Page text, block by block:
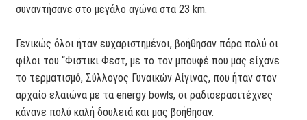
συναντήσανε στο μεγάλο αγώνα στα 23 km.
Γενικώς όλοι ήταν ευχαριστημένοι, βοήθησαν πάρα πολύ οι
φίλοι του “Φιστικι Φεστ, με το τον μπουφέ που μας είχανε
το τερματισμό, Σύλλογος Γυναικών Αίγινας, που ήταν στον
αρχαίο ελαιώνα με τα energy bowls, οι ραδιοερασιτέχνες
κάνανε πολύ καλή δουλειά και μας βοήθησαν.